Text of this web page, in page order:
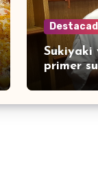
Sukiyaki
primer